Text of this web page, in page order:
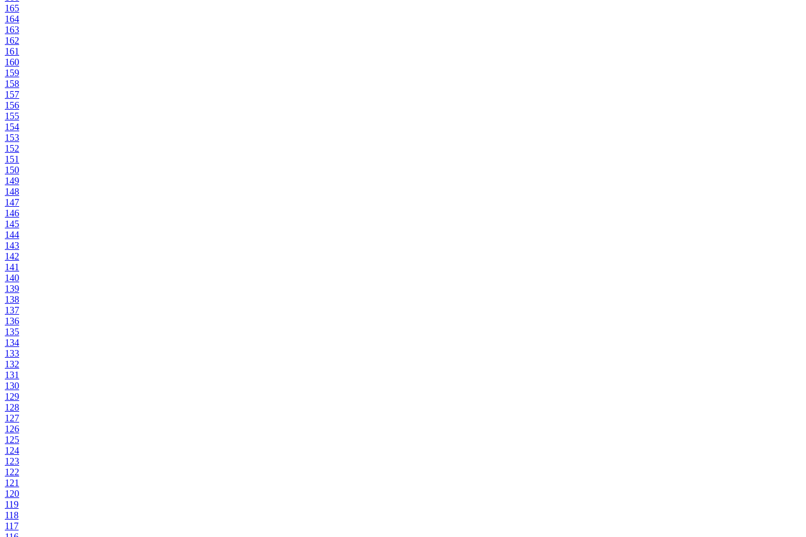
165
164
163
162
161
160
159
158
157
156
155
154
153
152
151
150
149
148
147
146
145
144
143
142
141
140
139
138
137
136
135
134
133
132
131
130
129
128
127
126
125
124
123
122
121
120
119
118
117